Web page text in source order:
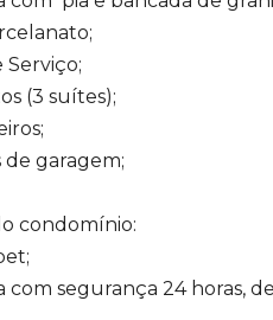
Serviço;
(3 suítes);
de garagem;
condomínio:
com segurança 24 horas,